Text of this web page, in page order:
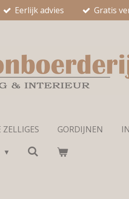
Eerlijk advies Gratis
GORDIJNEN